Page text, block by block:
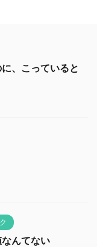
、こっていると
んてない